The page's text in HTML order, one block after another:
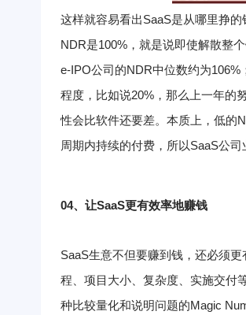
这样就容易看出SaaS是从哪里挣的
NDR是100%，就是说即使解散整
e-IPO公司的NDR中位数约为106%
程度，比如说20%，那么上一年的
性会比软件还要差。 本质上，低的
周期内持续的付费，所以SaaS公司
04、 让SaaS更有效率地赚钱
SaaS生意不但要赚到钱，还必须
程、项目大小、复杂度、实施交付
种比较量化和说明问题的Magic